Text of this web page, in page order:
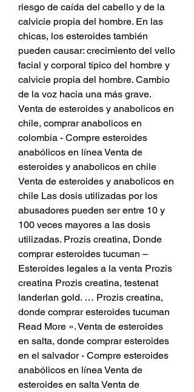
riesgo de caída del cabello y de la
calvicie propia del hombre. En las
chicas, los esteroides también
pueden causar: crecimiento del vello
facial y corporal típico del hombre y
calvicie propia del hombre. Cambio
de la voz hacia una más grave.
Venta de esteroides y anabolicos en
chile, comprar anabolicos en
colombia - Compre esteroides
anabólicos en línea Venta de
esteroides y anabolicos en chile
Venta de esteroides y anabolicos en
chile Las dosis utilizadas por los
abusadores pueden ser entre 10 y
100 veces mayores a las dosis
utilizadas. Prozis creatina, Donde
comprar esteroides tucuman –
Esteroides legales a la venta Prozis
creatina Prozis creatina, testenat
landerlan gold. … Prozis creatina,
donde comprar esteroides tucuman
Read More ». Venta de esteroides
en salta, donde comprar esteroides
en el salvador - Compre esteroides
anabólicos en línea Venta de
esteroides en salta Venta de